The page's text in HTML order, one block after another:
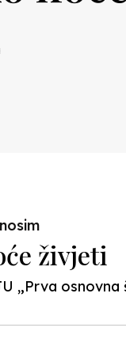
živjeti
„Prva osnovna